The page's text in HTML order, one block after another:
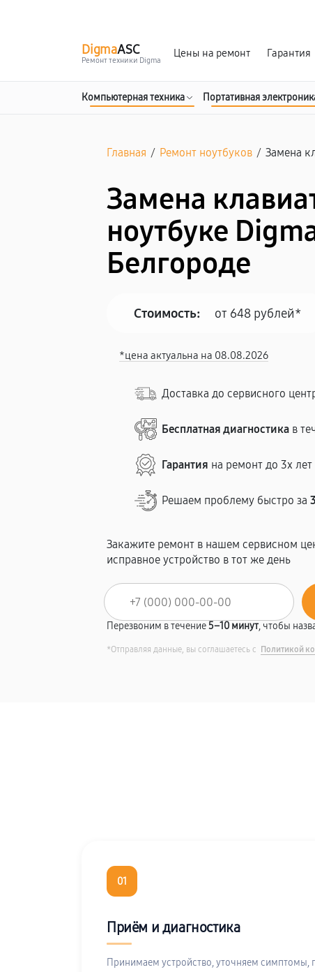
DigmaASC
Ремонт техники Digma
Цены на ремонт Гарантия
Компьютерная техника Портативная
Главная / Ремонт ноутбуков / Замена
Замена
ноутбуке
Белгороде
Стоимость: от 648 рублей*
*цена актуальна на 08.08.2026
Доставка до сервисного
Бесплатная диагностика в
Гарантия на ремонт до 3х лет
Решаем проблему быстро за
Закажите ремонт в нашем сервисном
исправное устройство в тот же день
Перезвоним в течение5–10 минут, чтобы
*Отправляя данные, вы соглашаетесь с Политикой
01
Приём и диагностика
Принимаем устройство, уточняем